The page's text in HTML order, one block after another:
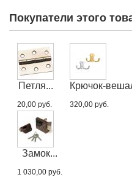
Покупатели этого
Петля...
20,00 руб.
Крючок-
320,00 руб.
Замок...
1 030,00 руб.